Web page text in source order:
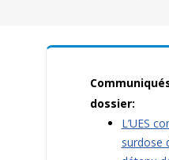
dossier:
L’UES
surdose